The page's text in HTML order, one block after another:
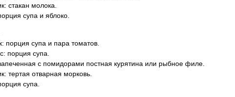
стакан молока.
супа и яблоко.
порция супа и пара томатов.
порция супа.
с помидорами постная курятина или рыбное филе.
тертая отварная морковь.
супа.